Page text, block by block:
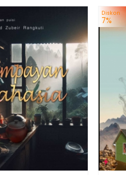
Diskon
7%